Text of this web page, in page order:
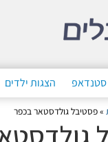
סטנדאפ הצגות ילדים
»פסטיבל גולדסטאר בכפר